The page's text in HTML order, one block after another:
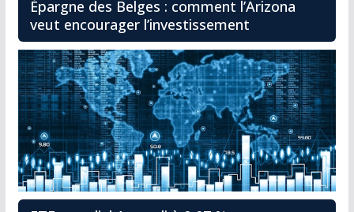
Épargne des Belges : comment l’Arizona
veut encourager l’investissement